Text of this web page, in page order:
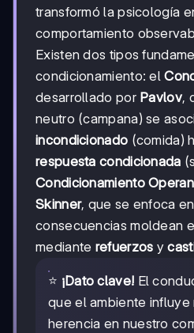
transformó la psicología
comportamiento
Existen dos tipos
condicionamiento: el
desarrollado por Pavlov,
neutro (campana) se
incondicionado (comida)
respuesta condicionada
Condicionamiento
Skinner, que se enfoca
consecuencias moldean
mediante refuerzos y
⭐ ¡Dato clave! El
que el ambiente influye
herencia en nuestro